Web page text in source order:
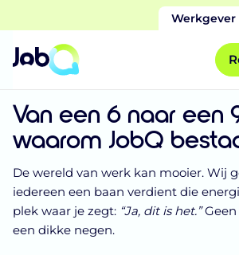
Werkgever
Van een 6 naar een
waarom JobQ
De wereld van werk kan mooier. Wij
iedereen een baan verdient die
plek waar je zegt: “Ja, dit is het.”Geen
een dikke negen.